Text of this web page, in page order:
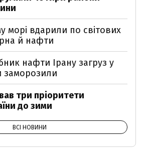
морі вдарили по світових
й нафти
нафти Ірану загруз у
заморозили
три пріоритети
до зими
ВСІ НОВИНИ